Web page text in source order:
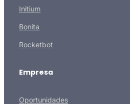
Initium
Bonita
Rocketbot
Empresa
Oportunidades